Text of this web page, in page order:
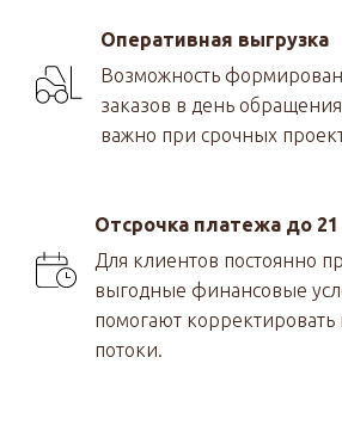
Оперативная выгрузка
Возможность
заказов в день
важно при срочных
Отсрочка платежа до
Для клиентов постоянно
выгодные финансовые
помогают корректировать
потоки.